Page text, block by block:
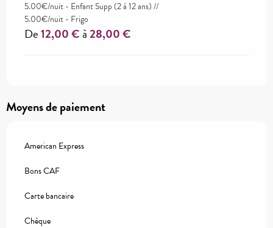
5.00€/nuit - Enfant Supp (2 à 12 ans) //
5.00€/nuit - Frigo
De12,00 €à28,00 €
Moyens de paiement
American Express
Bons CAF
Carte bancaire
Chèque